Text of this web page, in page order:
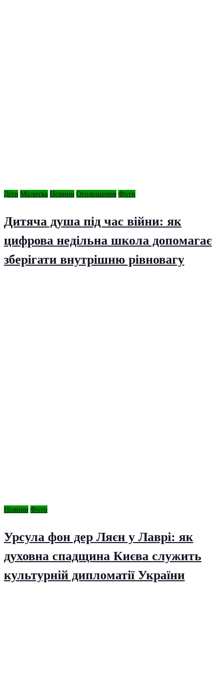
Діти Молитва Новини Оголошення Фото
Дитяча душа під час війни: як
цифрова недільна школа допомагає
зберігати внутрішню рівновагу
Новини Фото
Урсула фон дер Ляєн у Лаврі: як
духовна спадщина Києва служить
культурній дипломатії України